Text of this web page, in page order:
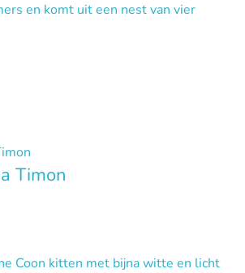
en komt uit een nest van vier
Timon
Coon kitten met bijna witte en licht